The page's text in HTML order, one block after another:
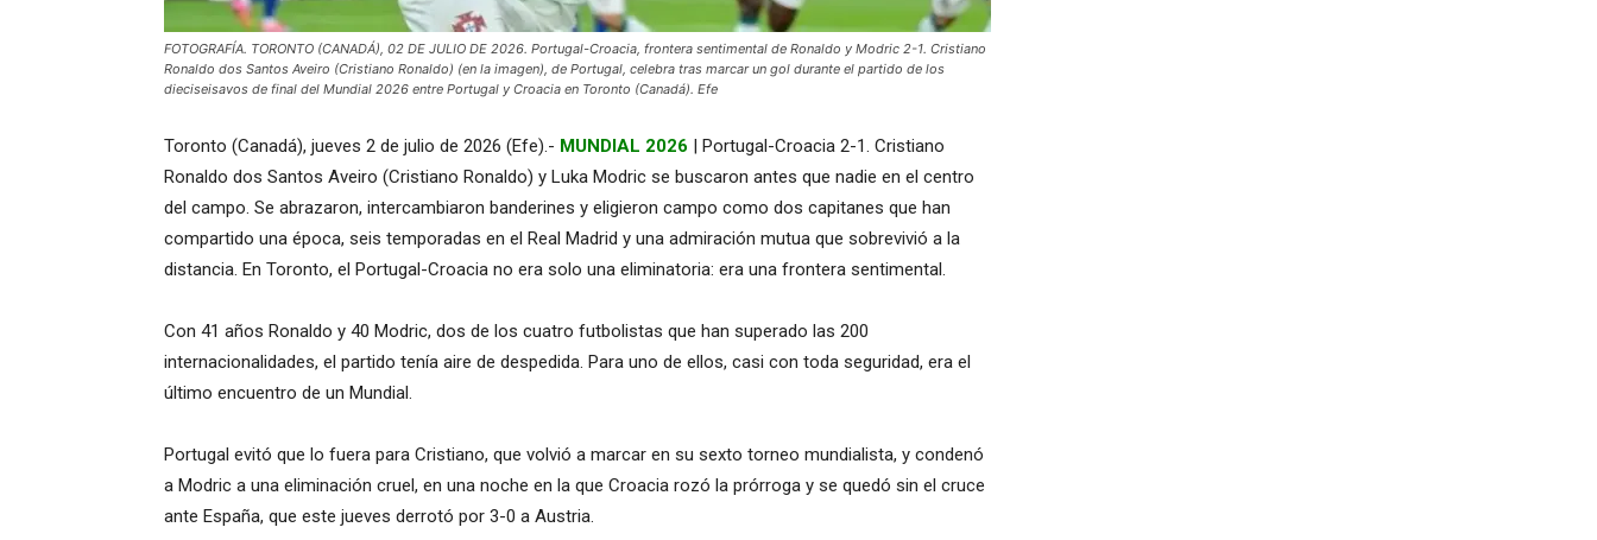
FOTOGRAFÍA. TORONTO (CANADÁ), 02 DE JULIO DE 2026. Portugal-Croacia, frontera sentimental de Ronaldo y Modric 2-1. Cristiano
Ronaldo dos Santos Aveiro (Cristiano Ronaldo) (en la imagen), de Portugal, celebra tras marcar un gol durante el partido de los
dieciseisavos de final del Mundial 2026 entre Portugal y Croacia en Toronto (Canadá). Efe
Toronto (Canadá), jueves 2 de julio de 2026 (Efe).- MUNDIAL 2026 | Portugal-Croacia 2-1. Cristiano
Ronaldo dos Santos Aveiro (Cristiano Ronaldo) y Luka Modric se buscaron antes que nadie en el centro
del campo. Se abrazaron, intercambiaron banderines y eligieron campo como dos capitanes que han
compartido una época, seis temporadas en el Real Madrid y una admiración mutua que sobrevivió a la
distancia. En Toronto, el Portugal-Croacia no era solo una eliminatoria: era una frontera sentimental.
Con 41 años Ronaldo y 40 Modric, dos de los cuatro futbolistas que han superado las 200
internacionalidades, el partido tenía aire de despedida. Para uno de ellos, casi con toda seguridad, era el
último encuentro de un Mundial.
Portugal evitó que lo fuera para Cristiano, que volvió a marcar en su sexto torneo mundialista, y condenó
a Modric a una eliminación cruel, en una noche en la que Croacia rozó la prórroga y se quedó sin el cruce
ante España, que este jueves derrotó por 3-0 a Austria.